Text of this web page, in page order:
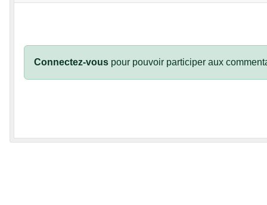
Connectez-vous pour pouvoir participer aux